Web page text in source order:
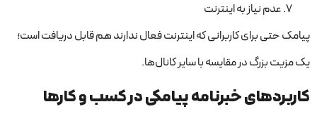
عدم نیاز به اینترنت
پیامک حتی برای کاربرانی که اینترنت فعال ندارند هم قابل دریافت است؛
یک مزیت بزرگ در مقایسه با سایر کانال‌ها.
کاربردهای خبرنامه پیامکی در کسب و کارها